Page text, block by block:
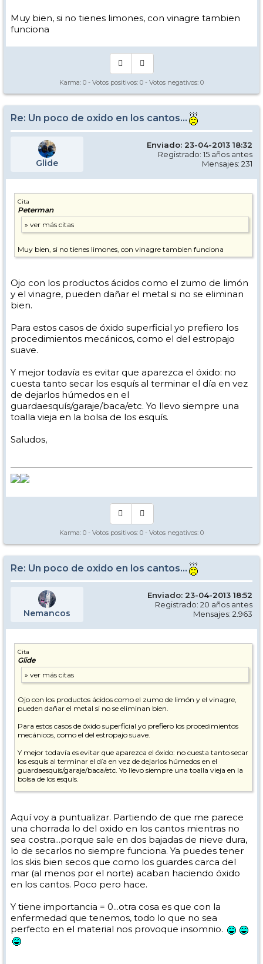
Muy bien, si no tienes limones, con vinagre tambien
funciona
Karma: 0 - Votos positivos: 0 - Votos negativos: 0
Re: Un poco de oxido en los cantos...
Glide
Enviado: 23-04-2013 18:32
Registrado: 15 años antes
Mensajes: 231
Cita
Peterman
Muy bien, si no tienes limones, con vinagre tambien funciona
Ojo con los productos ácidos como el zumo de limón
y el vinagre, pueden dañar el metal si no se eliminan
bien.
Para estos casos de óxido superficial yo prefiero los
procedimientos mecánicos, como el del estropajo
suave.
Y mejor todavía es evitar que aparezca el óxido: no
cuesta tanto secar los esquís al terminar el día en vez
de dejarlos húmedos en el
guardaesquís/garaje/baca/etc. Yo llevo siempre una
toalla vieja en la bolsa de los esquís.
Saludos,
Karma: 0 - Votos positivos: 0 - Votos negativos: 0
Re: Un poco de oxido en los cantos...
Nemancos
Enviado: 23-04-2013 18:52
Registrado: 20 años antes
Mensajes: 2.963
Cita
Glide
Ojo con los productos ácidos como el zumo de limón y el vinagre,
pueden dañar el metal si no se eliminan bien.
Para estos casos de óxido superficial yo prefiero los procedimientos
mecánicos, como el del estropajo suave.
Y mejor todavía es evitar que aparezca el óxido: no cuesta tanto secar
los esquís al terminar el día en vez de dejarlos húmedos en el
guardaesquís/garaje/baca/etc. Yo llevo siempre una toalla vieja en la
bolsa de los esquís.
Aquí voy a puntualizar. Partiendo de que me parece
una chorrada lo del oxido en los cantos mientras no
sea costra...porque sale en dos bajadas de nieve dura,
lo de secarlos no siempre funciona. Ya puedes tener
los skis bien secos que como los guardes carca del
mar (al menos por el norte) acaban haciendo óxido
en los cantos. Poco pero hace.
Y tiene importancia = 0...otra cosa es que con la
enfermedad que tenemos, todo lo que no sea
perfecto en el material nos provoque insomnio.